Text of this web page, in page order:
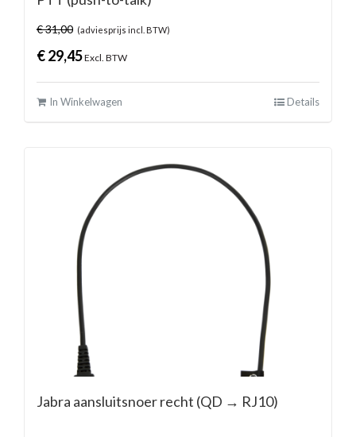
€31,00 (adviesprijs incl. BTW)
€29,45Excl. BTW
In Winkelwagen Details
Jabra aansluitsnoer recht (QD → RJ10)